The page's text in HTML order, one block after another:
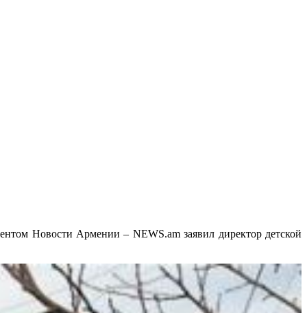
Новости Армении – NEWS.am заявил директор детской